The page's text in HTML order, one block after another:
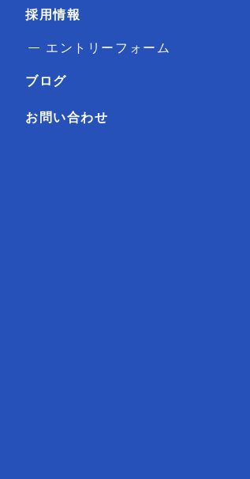
採用情報
エントリーフォーム
ブログ
お問い合わせ